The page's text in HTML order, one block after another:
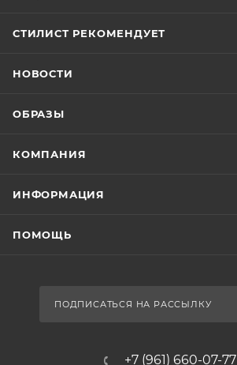
СТИЛИСТ РЕКОМЕНДУЕТ
НОВОСТИ
ОБРАЗЫ
КОМПАНИЯ
ИНФОРМАЦИЯ
ПОМОЩЬ
ПОДПИСАТЬСЯ НА РАССЫЛКУ
+7 (961) 660-07-77